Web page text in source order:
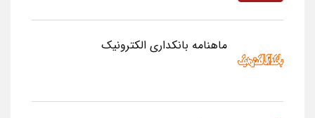
ماهنامه بانکداری الکترونیک